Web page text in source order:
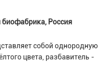
Россия
собой однородную
цвета, разбавитель -